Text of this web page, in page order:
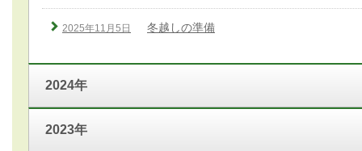
2025年11月5日 冬越しの準備
2024年
2023年